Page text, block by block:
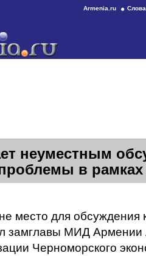
Armenia.ru
неуместным
проблемы в
место для обсуждения
замглавы МИД
Черноморского